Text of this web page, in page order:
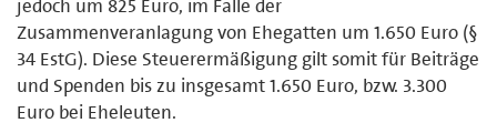
jedoch um 825 Euro, im Falle der
Zusammenveranlagung von Ehegatten um 1.650 Euro (§
34 EstG). Diese Steuerermäßigung gilt somit für Beiträge
und Spenden bis zu insgesamt 1.650 Euro, bzw. 3.300
Euro bei Eheleuten.